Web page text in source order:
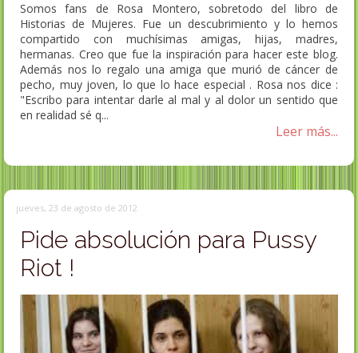
Somos fans de Rosa Montero, sobretodo del libro de
Historias de Mujeres. Fue un descubrimiento y lo hemos
compartido con muchísimas amigas, hijas, madres,
hermanas. Creo que fue la inspiración para hacer este blog.
Además nos lo regalo una amiga que murió de cáncer de
pecho, muy joven, lo que lo hace especial . Rosa nos dice :
"Escribo para intentar darle al mal y al dolor un sentido que
en realidad sé q...
Leer más...
jueves, 23 de agosto de 2012
Pide absolución para Pussy
Riot !